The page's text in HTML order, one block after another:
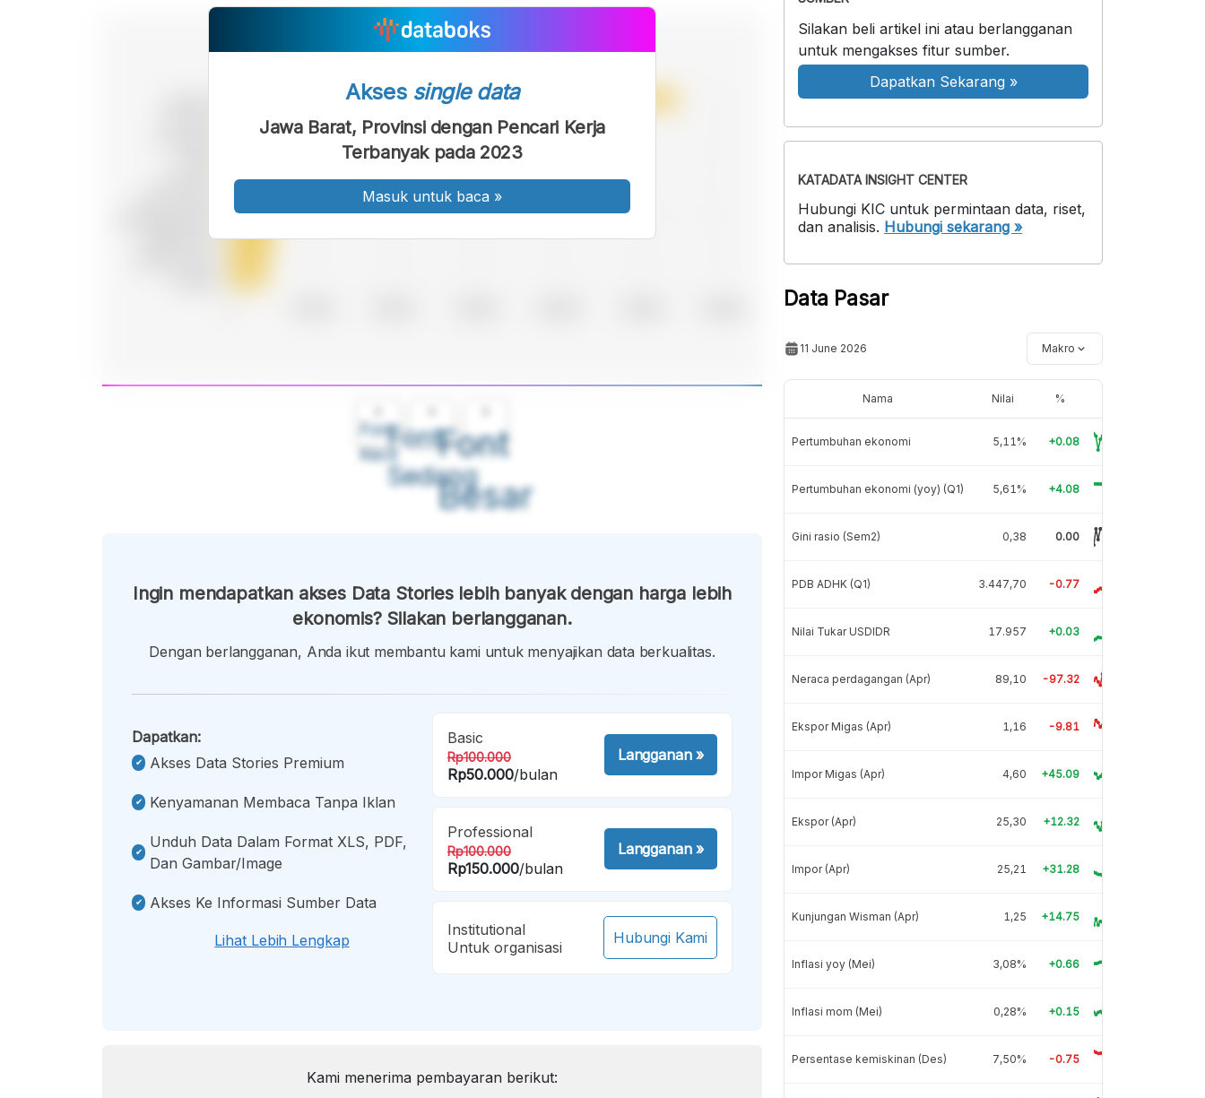
Font
Kecil
Font
Sedang
Font
Besar
Akses single data
Jawa Barat, Provinsi dengan Pencari Kerja
Terbanyak pada 2023
Masuk untuk baca »
Ingin mendapatkan akses Data Stories lebih banyak dengan harga lebih
ekonomis? Silakan berlangganan.
Dengan berlangganan, Anda ikut membantu kami untuk menyajikan data berkualitas.
Dapatkan:
Akses Data Stories Premium
Kenyamanan Membaca Tanpa Iklan
Unduh Data Dalam Format XLS, PDF,
Dan Gambar/image
Akses Ke Informasi Sumber Data
Lihat Lebih Lengkap
Basic
Rp100.000
Rp50.000/bulan
Langganan»
Professional
Rp100.000
Rp150.000/bulan
Langganan»
Institutional
Untuk organisasi
Hubungi Kami
Kami menerima pembayaran berikut:
Silakan beli artikel ini atau berlangganan
untuk mengakses fitur sumber.
Dapatkan Sekarang »
KATADATA INSIGHT CENTER
Hubungi KIC untuk permintaan data, riset,
dan analisis. Hubungi sekarang »
Data Pasar
11 June 2026 Makro
Nama Nilai %
Pertumbuhan ekonomi 5,11% +0.08
Pertumbuhan ekonomi (yoy) (Q1) 5,61% +4.08
Gini rasio (Sem2) 0,38 0.00
PDB ADHK (Q1) 3.447,70 -0.77
Nilai Tukar USDIDR 17.957 +0.03
Neraca perdagangan (Apr) 89,10 -97.32
Ekspor Migas (Apr) 1,16 -9.81
Impor Migas (Apr) 4,60 +45.09
Ekspor (Apr) 25,30 +12.32
Impor (Apr) 25,21 +31.28
Kunjungan Wisman (Apr) 1,25 +14.75
Inflasi yoy (Mei) 3,08% +0.66
Inflasi mom (Mei) 0,28% +0.15
Persentase kemiskinan (Des) 7,50% -0.75